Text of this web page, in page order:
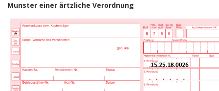
Munster einer ärtzliche Verordnung